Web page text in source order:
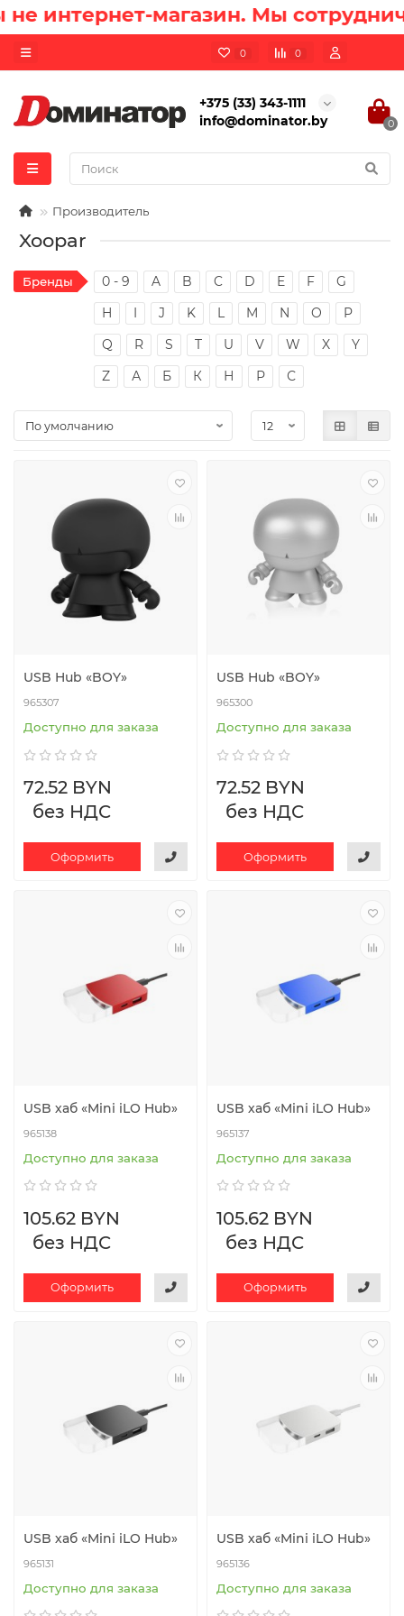
интернет-магазин. Мы
0 0
+375 (33) 343-1111
info@dominator.by
0
Производитель
Xoopar
Бренды 0 - 9 A B C D E F
G
H
I J K L M N O
P
Q
R S T U V W X
Y
Z
А Б К Н Р С
USB Hub «BOY»
965307
Доступно для заказа
72.52 BYN
без НДС
Оформить
USB Hub «BOY»
965300
Доступно для заказа
72.52 BYN
без НДС
Оформить
USB хаб «Mini iLO Hub»
965138
Доступно для заказа
105.62 BYN
без НДС
Оформить
USB хаб «Mini iLO Hub»
965137
Доступно для заказа
105.62 BYN
без НДС
Оформить
USB хаб «Mini iLO Hub»
965131
Доступно для заказа
USB хаб «Mini iLO Hub»
965136
Доступно для заказа